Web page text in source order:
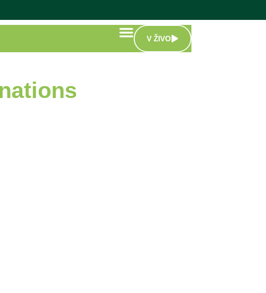
V ŽIVO